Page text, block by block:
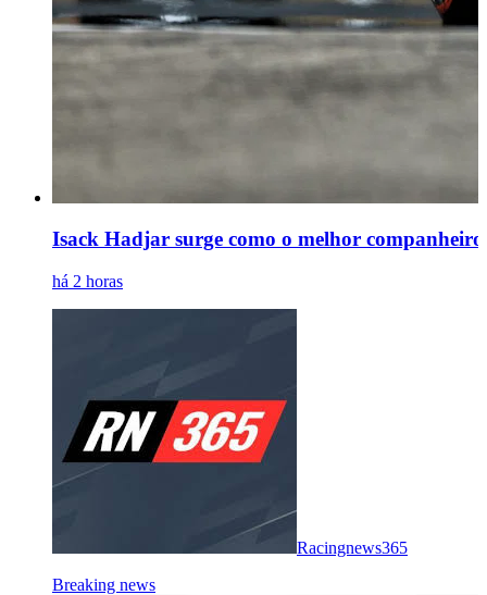
Isack Hadjar surge como o melhor
há 2 horas
Racingnews365
Breaking news